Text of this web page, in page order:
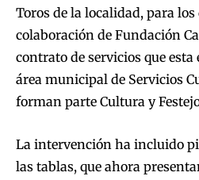
Toros de la localidad, para
colaboración de Fundación
contrato de servicios que
área municipal de Servicios
forman parte Cultura y
La intervención ha incluido
las tablas, que ahora